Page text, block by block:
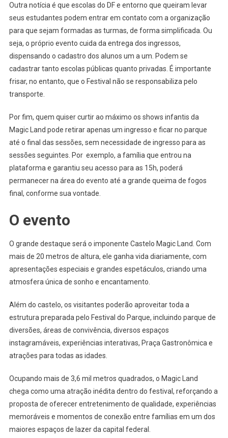
Outra notícia é que escolas do DF e entorno que queiram levar
seus estudantes podem entrar em contato com a organização
para que sejam formadas as turmas, de forma simplificada. Ou
seja, o próprio evento cuida da entrega dos ingressos,
dispensando o cadastro dos alunos um a um. Podem se
cadastrar tanto escolas públicas quanto privadas. É importante
frisar, no entanto, que o Festival não se responsabiliza pelo
transporte.
Por fim, quem quiser curtir ao máximo os shows infantis da
Magic Land pode retirar apenas um ingresso e ficar no parque
até o final das sessões, sem necessidade de ingresso para as
sessões seguintes. Por exemplo, a família que entrou na
plataforma e garantiu seu acesso para as 15h, poderá
permanecer na área do evento até a grande queima de fogos
final, conforme sua vontade.
O evento
O grande destaque será o imponente Castelo Magic Land. Com
mais de 20 metros de altura, ele ganha vida diariamente, com
apresentações especiais e grandes espetáculos, criando uma
atmosfera única de sonho e encantamento.
Além do castelo, os visitantes poderão aproveitar toda a
estrutura preparada pelo Festival do Parque, incluindo parque de
diversões, áreas de convivência, diversos espaços
instagramáveis, experiências interativas, Praça Gastronômica e
atrações para todas as idades.
Ocupando mais de 3,6 mil metros quadrados, o Magic Land
chega como uma atração inédita dentro do festival, reforçando a
proposta de oferecer entretenimento de qualidade, experiências
memoráveis e momentos de conexão entre famílias em um dos
maiores espaços de lazer da capital federal.